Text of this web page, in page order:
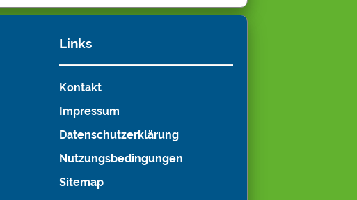
Links
Kontakt
Impressum
Datenschutzerklärung
Nutzungsbedingungen
Sitemap